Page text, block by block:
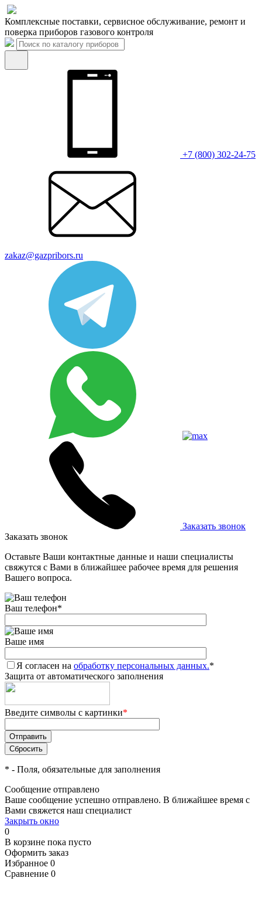
Комплексные поставки, сервисное обслуживание, ремонт и
поверка приборов газового контроля
+7 (800) 302-24-75
zakaz@gazpribors.ru
Заказать звонок
Заказать звонок
Оставьте Ваши контактные данные и наши специалисты
свяжутся с Вами в ближайшее рабочее время для решения
Вашего вопроса.
Ваш телефон*
Ваше имя
Я согласен на обработку персональных данных.*
Защита от автоматического заполнения
Введите символы с картинки*
* - Поля, обязательные для заполнения
Сообщение отправлено
Ваше сообщение успешно отправлено. В ближайшее время с
Вами свяжется наш специалист
Закрыть окно
0
В корзине пока пусто
Оформить заказ
Избранное 0
Сравнение 0